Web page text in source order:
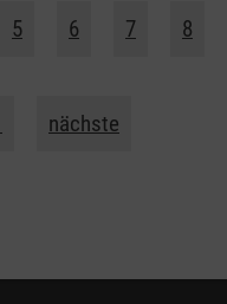
5 6 7 8
nächste